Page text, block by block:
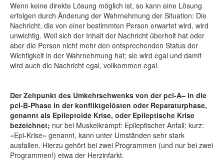
Wenn keine direkte Lösung möglich ist, so kann eine Lösung
erfolgen durch Änderung der Wahrnehmung der Situation: Die
Nachricht, die von einer bestimmten Person erwartet wird, wird
unwichtig. Weil sich der Inhalt der Nachricht überholt hat oder
aber die Person nicht mehr den entsprechenden Status der
Wichtigkeit in der Wahrnehmung hat; sie wird egal und damit
wird auch die Nachricht egal, vollkommen egal.
Der Zeitpunkt des Umkehrschwenks von der pcl-A– in die
pcl-B-Phase in der konfliktgelösten oder Reparaturphase,
genannt als Epileptoide Krise, oder Epileptische Krise
bezeichnet; nur bei Muskelkrampf: Epileptischer Anfall; kurz:
«Epi-Krise» genannt, kann unter Umständen sehr stark
ausfallen. Hierzu gehört bei zwei Programmen (und nur bei zwei
Programmen!) etwa der Herzinfarkt.